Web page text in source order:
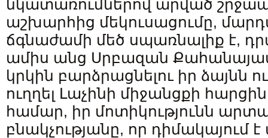
նկատառումներով արված
աշխարհից մեկուսացումը,
ճգնաժամի մեծ սպառնալիք է,
ամիս անց Սրբազան
կրկին բարձրացնելու իր ձայնն
ուղղել Լաչինի միջանցքի հարցին
համար, իր մոտիկությունն
բնակչությանը, որ դիմակայում